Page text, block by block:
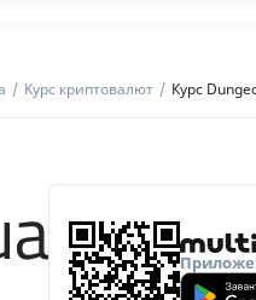
Курс криптовалют Курс